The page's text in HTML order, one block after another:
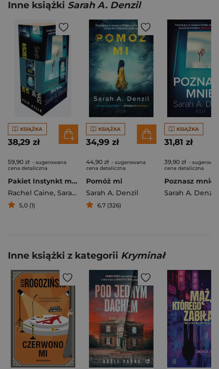
Inne książki Sarah A. Denzil
KSIĄŻKA
38,29 zł
59,90 zł - sugerowana
cena detaliczna
Pakiet Instynkt mordercy / Poznasz mnie
Rachel Caine, Sarah A. Denzil
5,0 (1)
KSIĄŻKA
34,99 zł
44,90 zł - sugerowana
cena detaliczna
Pomóż mi
Sarah A. Denzil
6,7 (326)
KSIĄŻKA
31,81 zł
39,90 zł -
cena detaliczna
Poznasz mnie
Sarah A. Denzil
Inne książki z kategorii Kryminał